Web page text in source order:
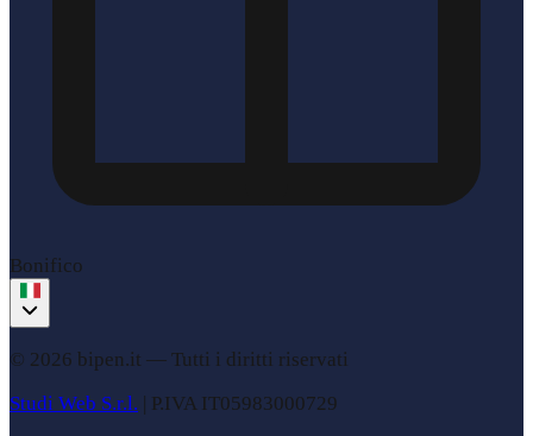
Bonifico
© 2026 bipen.it — Tutti i diritti riservati
Studi Web S.r.l. | P.IVA IT05983000729